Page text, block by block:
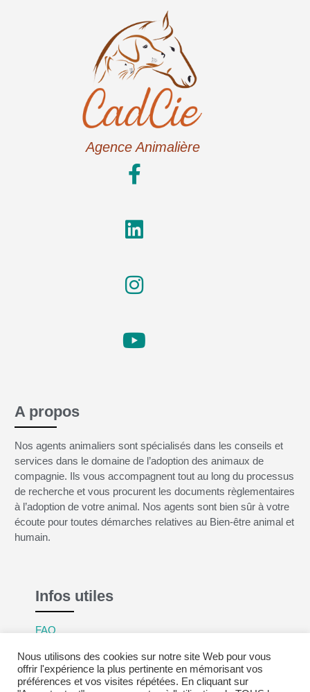
Agence Animalière
A propos
Nos agents animaliers sont spécialisés dans les conseils et
services dans le domaine de l’adoption des animaux de
compagnie. Ils vous accompagnent tout au long du processus
de recherche et vous procurent les documents règlementaires
à l’adoption de votre animal. Nos agents sont bien sûr à votre
écoute pour toutes démarches relatives au Bien-être animal et
humain.
Infos utiles
FAQ
Politique de confidentialité
CGV
Nous utilisons des cookies sur notre site Web pour vous
offrir l'expérience la plus pertinente en mémorisant vos
préférences et vos visites répétées. En cliquant sur